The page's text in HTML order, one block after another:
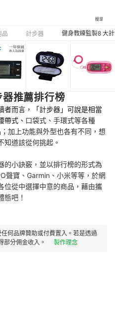
搜尋
品 計步器 健身教練監製8 大
推薦排行榜
者而言，「計步器」可說是相當
帶式、 口袋式、手環式等各種
加上功能與外型也各有不同，想
知道該從何挑起。
的小訣竅，並以排行榜的形式為
聲寶、Garmin、小米等等，於網
位從中選擇中意的商品，藉由攜
態吧！
何品牌贊助或付費置入。若是透過
部分佣金收入。
製作理念